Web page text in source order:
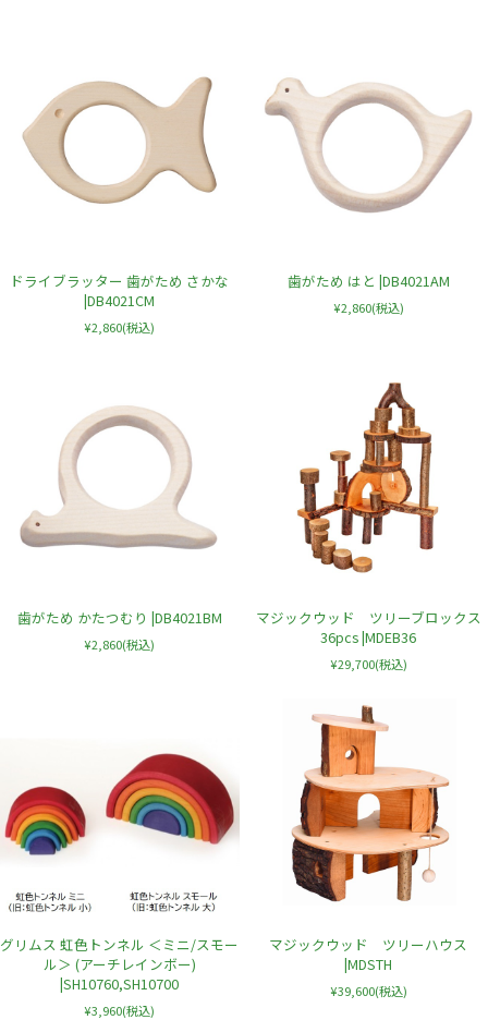
ドライブラッター 歯がため さかな
|DB4021CM
¥2,860(税込)
歯がため はと |DB4021AM
¥2,860(税込)
歯がため かたつむり |DB4021BM
¥2,860(税込)
マジックウッド ツリーブロックス
36pcs |MDEB36
¥29,700(税込)
グリムス 虹色トンネル ＜ミニ/スモー
ル＞ (アーチレインボー)
|SH10760,SH10700
¥3,960(税込)
マジックウッド ツリーハウス
|MDSTH
¥39,600(税込)